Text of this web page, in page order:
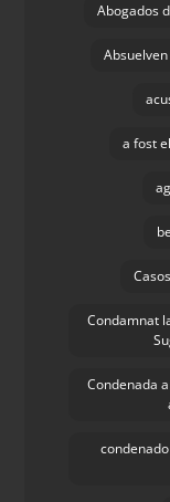
Abogados
a fost
Condamnat
Condenada